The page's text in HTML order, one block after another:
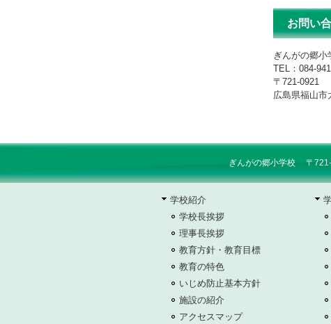
お問い
ぎんがの郷小
TEL：084-
〒721-0921
広島県福山市
ぎんがの郷小学校 〒
学校紹介
学校長挨拶
理事長挨拶
教育方針・教育目標
教育の特色
いじめ防止基本方針
施設の紹介
アクセスマップ